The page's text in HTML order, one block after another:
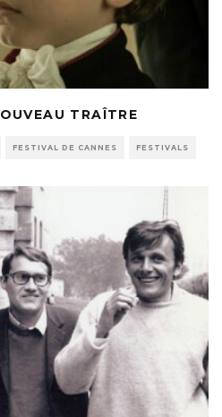
TRAÎTRE
FESTIVAL DE CANNES FESTIVALS